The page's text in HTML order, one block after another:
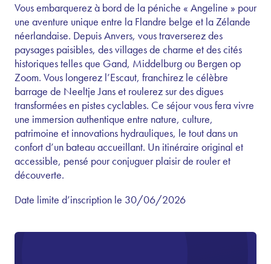
Vous embarquerez à bord de la péniche « Angeline » pour
une aventure unique entre la Flandre belge et la Zélande
néerlandaise. Depuis Anvers, vous traverserez des
paysages paisibles, des villages de charme et des cités
historiques telles que Gand, Middelburg ou Bergen op
Zoom. Vous longerez l’Escaut, franchirez le célèbre
barrage de Neeltje Jans et roulerez sur des digues
transformées en pistes cyclables. Ce séjour vous fera vivre
une immersion authentique entre nature, culture,
patrimoine et innovations hydrauliques, le tout dans un
confort d’un bateau accueillant. Un itinéraire original et
accessible, pensé pour conjuguer plaisir de rouler et
découverte.
Date limite d’inscription le 30/06/2026